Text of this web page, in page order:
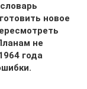
новое
не
года